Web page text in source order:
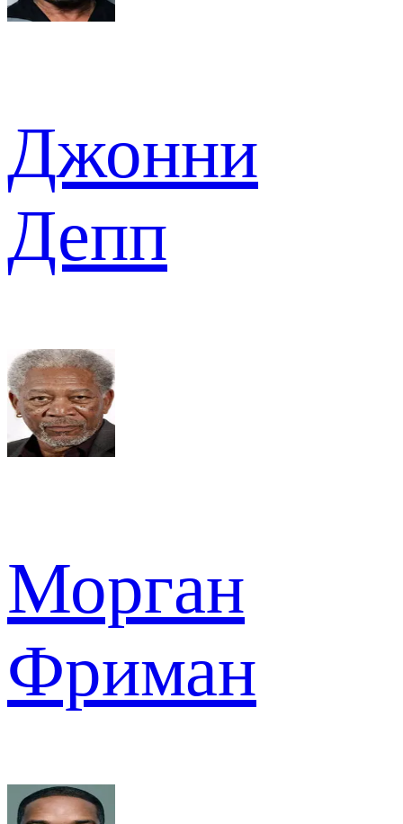
Джонни
Депп
Морган
Фриман